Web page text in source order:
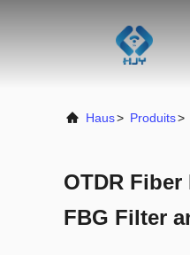
Haus> Produits>
OTDR
FBG Filter